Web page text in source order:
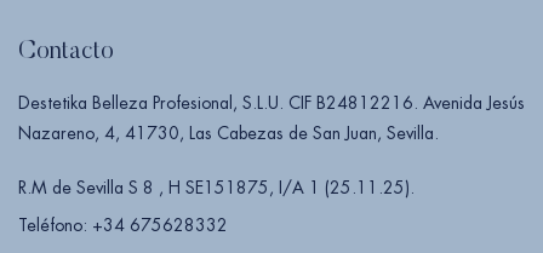
Contacto
Destetika Belleza Profesional, S.L.U. CIF B24812216. Avenida Jesús
Nazareno, 4, 41730, Las Cabezas de San Juan, Sevilla.
R.M de Sevilla S 8 , H SE151875, I/A 1 (25.11.25).
Teléfono: +34 675628332